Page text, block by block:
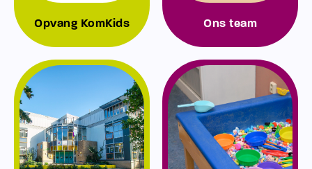
Opvang KomKids Ons team